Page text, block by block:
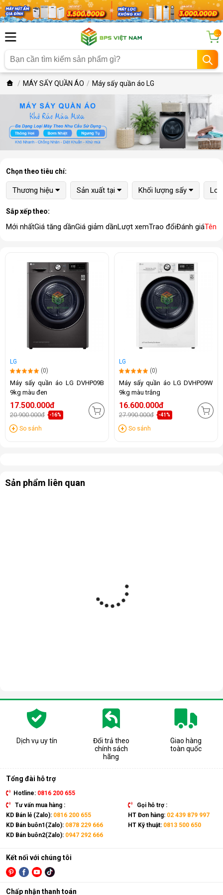
...
MÁY SẤY QUẦN ÁO Máy sấy quần áo LG
Chọn theo tiêu chí:
Thương hiệu Sản xuất tại Khối lượng sấy
Sắp xếp theo:
Mới nhấtGiá tăng dầnGiá giảm dầnLượt xemTrao đổiĐánh giáTên
LG
(0)
Máy sấy quần áo LG DVHP09B
9kg màu đen
17.500.000đ
20.900.000đ -16%
So sánh
LG
(0)
Máy sấy quần áo LG DVHP09W
9kg màu trắng
16.600.000đ
27.990.000đ -41%
So sánh
Sản phẩm liên quan
Dịch vụ uy tín
Đổi trả theo
chính sách
hãng
Giao hàng
toàn quốc
Tổng đài hỗ trợ
Hotline: 0816 200 655
Tư vấn mua hàng :
KD Bán lẻ (Zalo): 0816 200 655
KD Bán buôn1(Zalo): 0878 229 666
KD Bán buôn2(Zalo): 0947 292 666
Gọi hỗ trợ :
HT Đơn hàng: 02 439 879 997
HT Kỹ thuật: 0813 500 650
Kết nối với chúng tôi
Chấp nhận thanh toán